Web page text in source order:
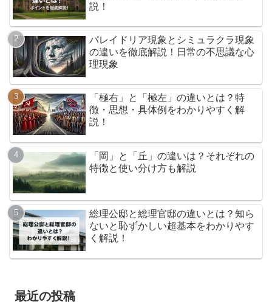
説！
パレイドリア現象とシミュラクラ現象
の違いを徹底解説！日常の不思議な心
理現象
「極右」と「極左」の違いとは？特
徴・思想・具体例をわかりやすく解
説！
「岡」と「丘」の違いは？それぞれの
特徴と使い分け方も解説
総理公邸と総理官邸の違いとは？知ら
ないと恥ずかしい超基本をわかりやす
く解説！
最近の投稿